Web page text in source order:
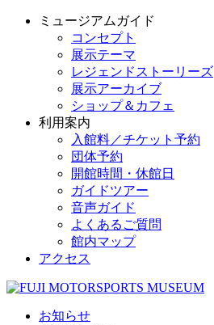
ミュージアムガイド
コンセプト
展示テーマ
レジェンドストーリーズ
展示アーカイブ
ショップ＆カフェ
利用案内
入館料／チケット予約
団体予約
開館時間・休館日
ガイドツアー
音声ガイド
よくあるご質問
館内マップ
アクセス
お知らせ